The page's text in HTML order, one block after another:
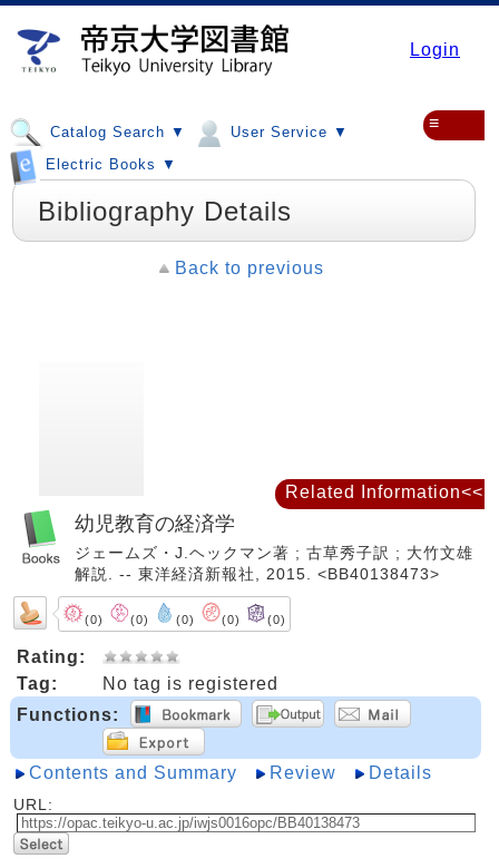
Login
Catalog Search ▼
User Service ▼
Electric Books ▼
≡
Bibliography Details
Back to previous
幼児教育の経済学
ジェームズ・J.ヘックマン著 ; 古草秀子訳 ; 大竹文雄
解説. -- 東洋経済新報社, 2015. <BB40138473>
(0) (0) (0) (0) (0)
Rating:
Tag:
No tag is registered
Functions:
Contents and Summary Review Details
URL:
Related Information<<